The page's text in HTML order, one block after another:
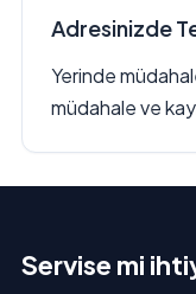
Adresinizde
Yerinde
müdahale ve
Servise mi